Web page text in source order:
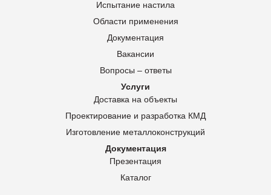
Испытание настила
Области применения
Документация
Вакансии
Вопросы – ответы
Услуги
Доставка на объекты
Проектирование и разработка КМД
Изготовление металлоконструкций
Документация
Презентация
Каталог